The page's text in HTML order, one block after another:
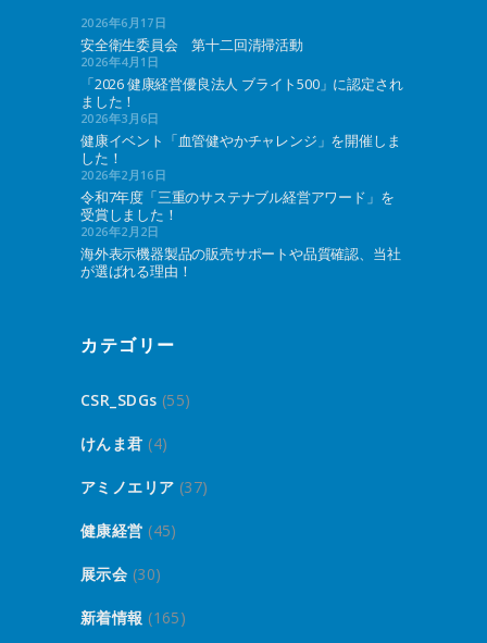
2026年6月17日
安全衛生委員会 第十二回清掃活動
2026年4月1日
「2026 健康経営優良法人 ブライト500」に認定され
ました！
2026年3月6日
健康イベント「血管健やかチャレンジ」を開催しま
した！
2026年2月16日
令和7年度「三重のサステナブル経営アワード」を
受賞しました！
2026年2月2日
海外表示機器製品の販売サポートや品質確認、当社
が選ばれる理由！
カテゴリー
CSR_SDGs (55)
けんま君 (4)
アミノエリア (37)
健康経営 (45)
展示会 (30)
新着情報 (165)